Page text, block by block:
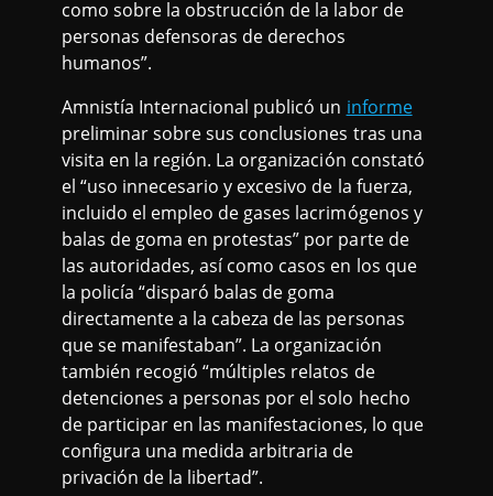
como sobre la obstrucción de la labor de
personas defensoras de derechos
humanos”.
Amnistía Internacional publicó un informe
preliminar sobre sus conclusiones tras una
visita en la región. La organización constató
el “uso innecesario y excesivo de la fuerza,
incluido el empleo de gases lacrimógenos y
balas de goma en protestas” por parte de
las autoridades, así como casos en los que
la policía “disparó balas de goma
directamente a la cabeza de las personas
que se manifestaban”. La organización
también recogió “múltiples relatos de
detenciones a personas por el solo hecho
de participar en las manifestaciones, lo que
configura una medida arbitraria de
privación de la libertad”.